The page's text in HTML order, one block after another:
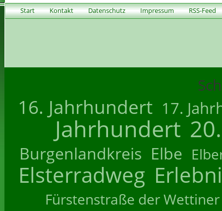
Start Kontakt Datenschutz Impressum RSS-Feed
16. Jahrhundert 17.
Jahrhundert
Burgenlandkreis Elbe
Elsterradweg
Fürstenstraße der Wettiner